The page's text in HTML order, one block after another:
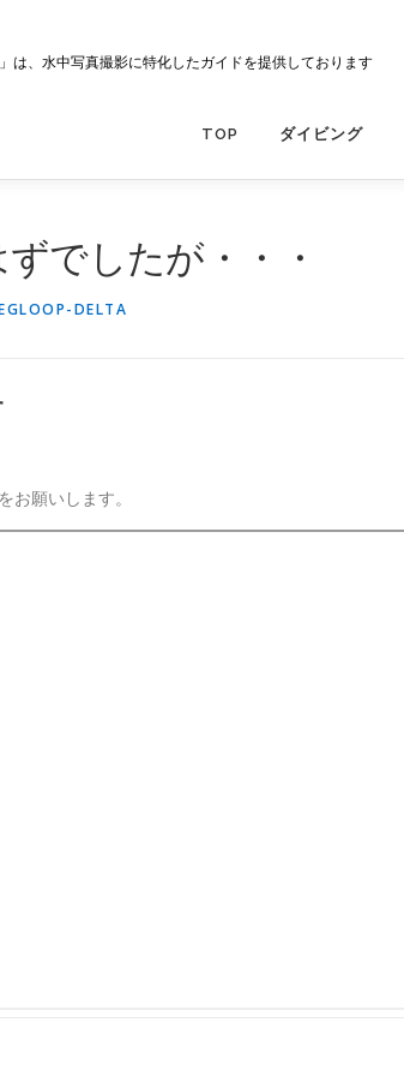
は、水中写真撮影に特化したガイドを提供しております
TOP ダイビング
でしたが・・・
DELTA
願いします。